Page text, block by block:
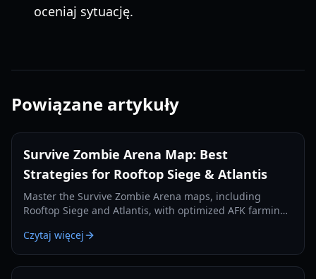
oceniaj sytuację.
Powiązane artykuły
Survive Zombie Arena Map: Best
Strategies for Rooftop Siege & Atlantis
Master the Survive Zombie Arena maps, including
Rooftop Siege and Atlantis, with optimized AFK farming
and credits.
Czytaj więcej